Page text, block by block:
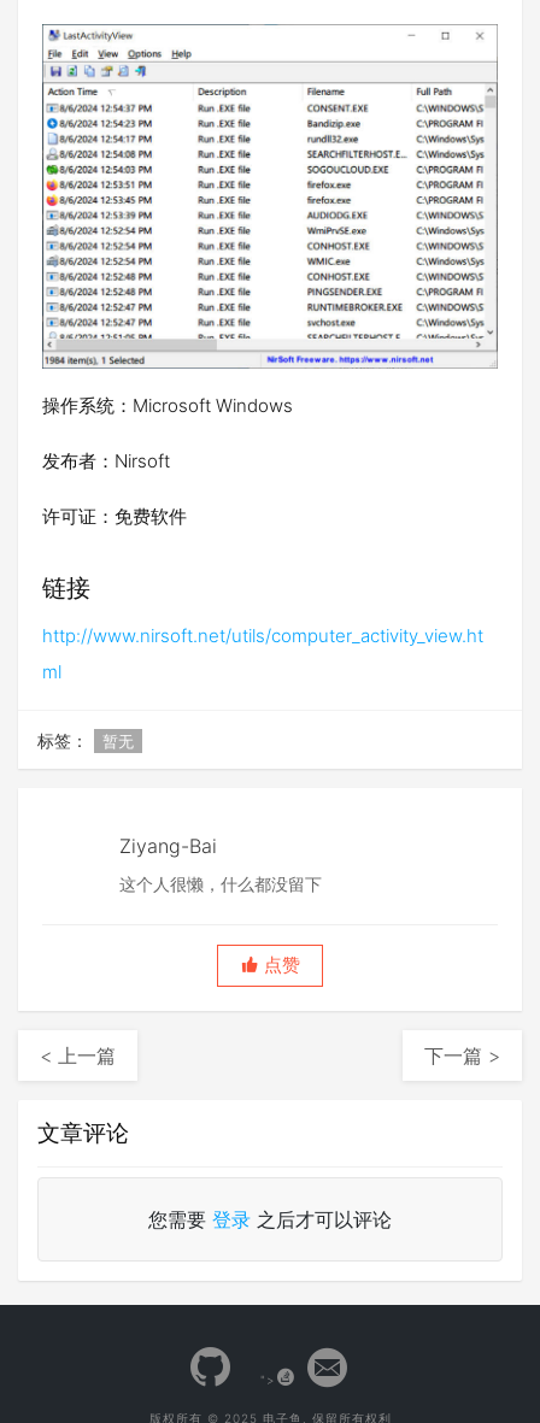
操作系统：Microsoft Windows
发布者：Nirsoft
许可证：免费软件
链接
http://www.nirsoft.net/utils/computer_activity_view.ht
ml
标签： 暂无
Ziyang-Bai
这个人很懒，什么都没留下
点赞
< 上一篇 下一篇 >
文章评论
您需要 登录 之后才可以评论
">
版权所有 © 2025 电子鱼. 保留所有权利